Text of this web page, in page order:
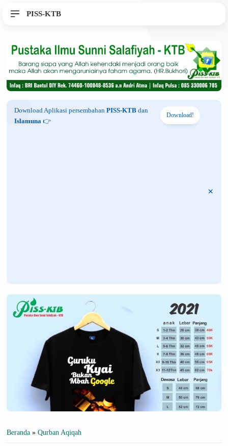
PISS-KTB
Download Aplikasi persembahan PISS-KTB dan
Islamuna 👉
Download!
Beranda » Qurban Aqiqah